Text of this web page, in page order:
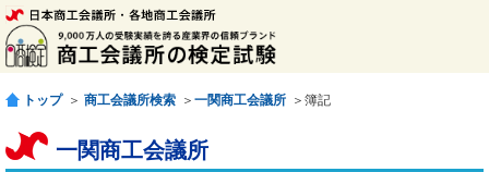
トップ ＞ 商工会議所検索 ＞ 一関商工会議所 ＞簿記
一関商工会議所